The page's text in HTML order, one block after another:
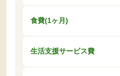
食費(1ヶ月)
生活支援サービス費